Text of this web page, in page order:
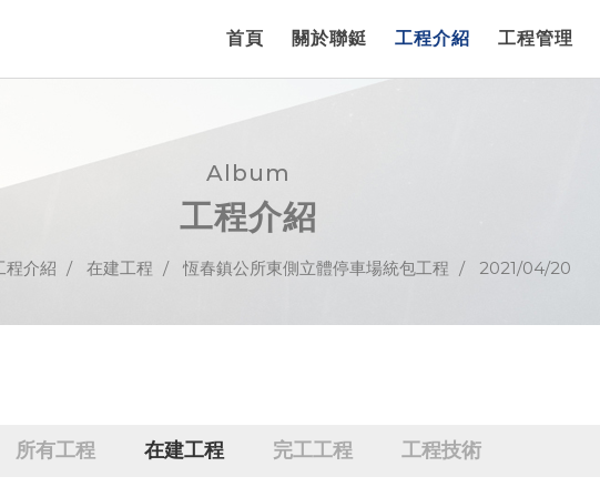
首頁 關於聯鋌 工程介紹 工程管理
Album
工程介紹
程介紹 在建工程 恆春鎮公所東側立體停車場統包工程 2021/04/20
所有工程 在建工程 完工工程 工程技術